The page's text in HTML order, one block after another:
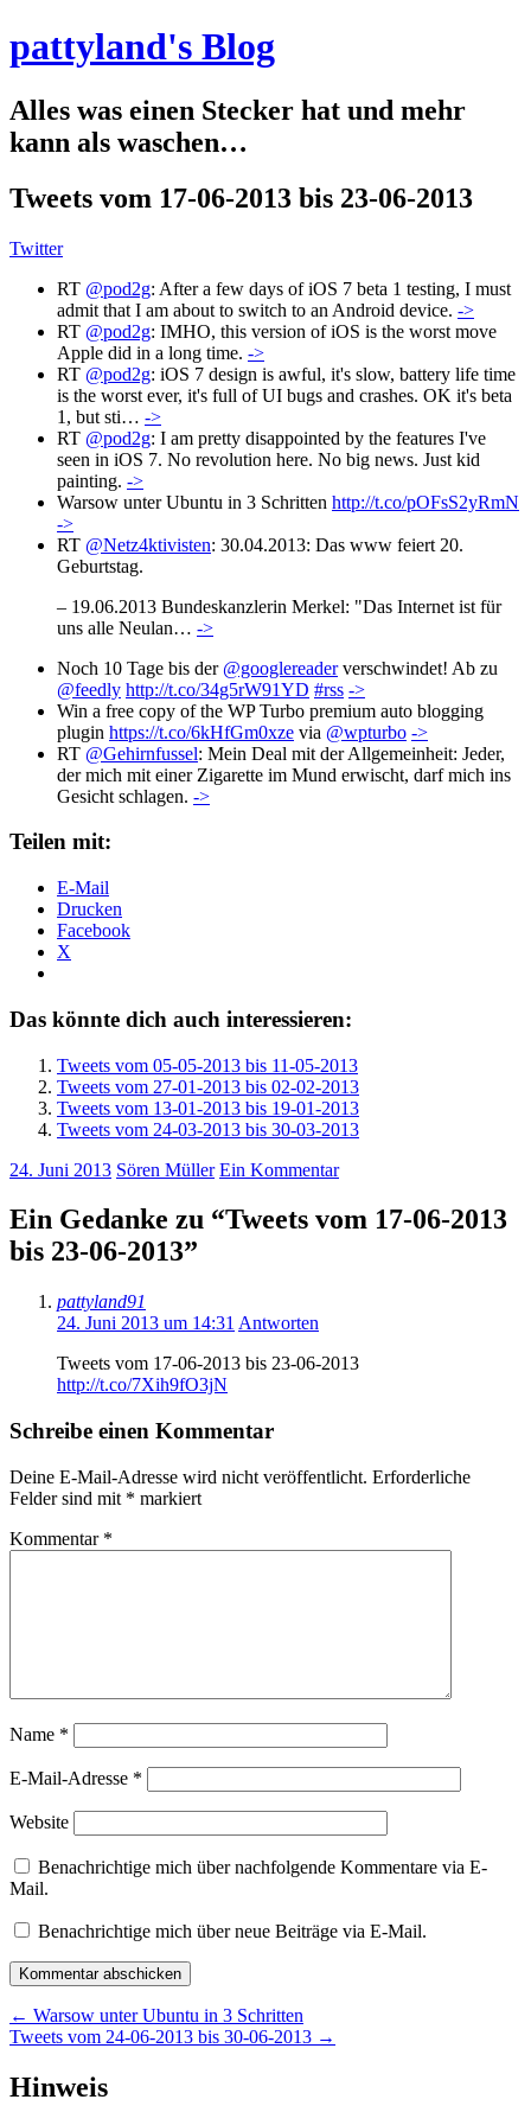
pattyland's Blog
Alles was einen Stecker hat und mehr
kann als waschen…
Tweets vom 17-06-2013 bis 23-06-2013
Twitter
RT @pod2g: After a few days of iOS 7 beta 1 testing, I must
admit that I am about to switch to an Android device. ->
RT @pod2g: IMHO, this version of iOS is the worst move
Apple did in a long time. ->
RT @pod2g: iOS 7 design is awful, it's slow, battery life time
is the worst ever, it's full of UI bugs and crashes. OK it's beta
1, but sti… ->
RT @pod2g: I am pretty disappointed by the features I've
seen in iOS 7. No revolution here. No big news. Just kid
painting. ->
Warsow unter Ubuntu in 3 Schritten http://t.co/pOFsS2yRmN
->
RT @Netz4ktivisten: 30.04.2013: Das www feiert 20.
Geburtstag.
– 19.06.2013 Bundeskanzlerin Merkel: "Das Internet ist für
uns alle Neulan… ->
Noch 10 Tage bis der @googlereaderverschwindet! Ab zu
@feedly http://t.co/34g5rW91YD #rss ->
Win a free copy of the WP Turbo premium auto blogging
plugin https://t.co/6kHfGm0xze via @wpturbo ->
RT @Gehirnfussel: Mein Deal mit der Allgemeinheit: Jeder,
der mich mit einer Zigarette im Mund erwischt, darf mich ins
Gesicht schlagen. ->
Teilen mit:
E-Mail
Drucken
Facebook
X
Das könnte dich auch interessieren:
Tweets vom 05-05-2013 bis 11-05-2013
Tweets vom 27-01-2013 bis 02-02-2013
Tweets vom 13-01-2013 bis 19-01-2013
Tweets vom 24-03-2013 bis 30-03-2013
24. Juni 2013 Sören Müller Ein Kommentar
Ein Gedanke zu “Tweets vom 17-06-2013
bis 23-06-2013”
pattyland91
24. Juni 2013 um 14:31 Antworten
Tweets vom 17-06-2013 bis 23-06-2013
http://t.co/7Xih9fO3jN
Schreibe einen Kommentar
Deine E-Mail-Adresse wird nicht veröffentlicht. Erforderliche
Felder sind mit * markiert
Kommentar *
Name *
E-Mail-Adresse *
Website
Benachrichtige mich über nachfolgende Kommentare via E-
Mail.
Benachrichtige mich über neue Beiträge via E-Mail.
Beitragsnavigation
← Warsow unter Ubuntu in 3 Schritten
Tweets vom 24-06-2013 bis 30-06-2013 →
Widgets
Hinweis